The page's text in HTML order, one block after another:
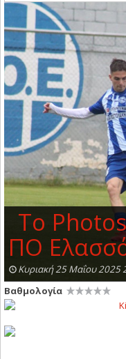
Τo
ΠΟ
Κυριακή 25 Μαΐου 2025
Βαθμολογία